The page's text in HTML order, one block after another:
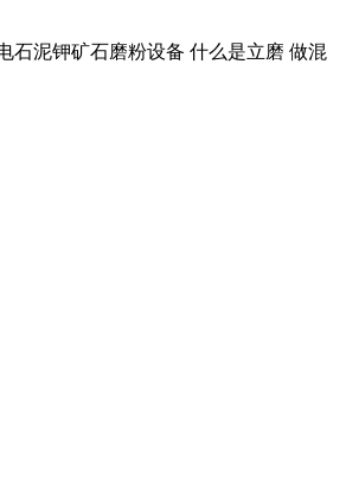
石泥钾矿石磨粉设备 什么是立磨 做混